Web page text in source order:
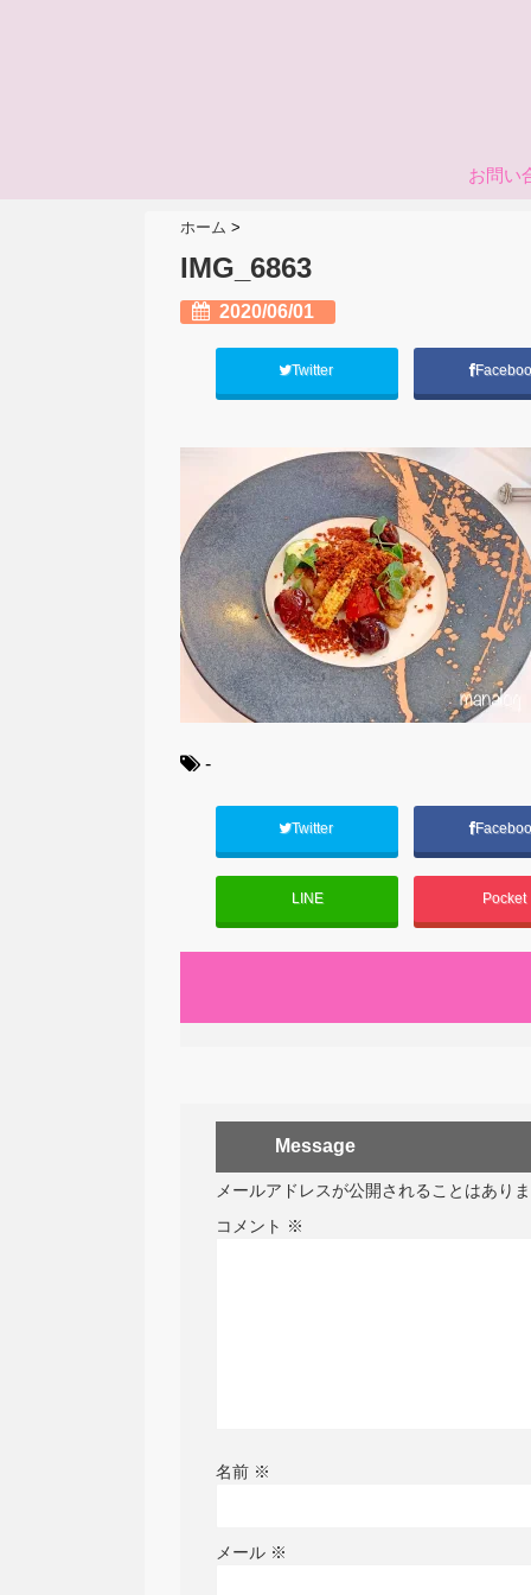
お問い
ホーム >
IMG_6863
2020/06/01
Twitter
-
Twitter
LINE Pocket
Message
メールアドレスが公開されることはあり
コメント ※
名前 ※
メール ※